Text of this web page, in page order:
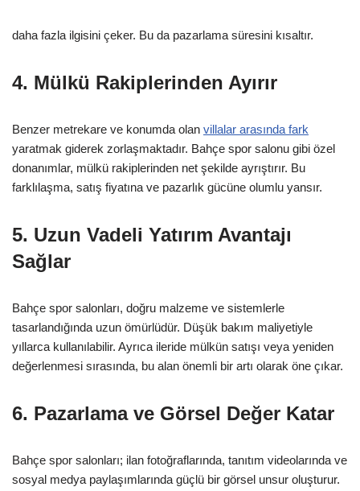
daha fazla ilgisini çeker. Bu da pazarlama süresini kısaltır.
4. Mülkü Rakiplerinden Ayırır
Benzer metrekare ve konumda olan villalar arasında fark
yaratmak giderek zorlaşmaktadır. Bahçe spor salonu gibi özel
donanımlar, mülkü rakiplerinden net şekilde ayrıştırır. Bu
farklılaşma, satış fiyatına ve pazarlık gücüne olumlu yansır.
5. Uzun Vadeli Yatırım Avantajı
Sağlar
Bahçe spor salonları, doğru malzeme ve sistemlerle
tasarlandığında uzun ömürlüdür. Düşük bakım maliyetiyle
yıllarca kullanılabilir. Ayrıca ileride mülkün satışı veya yeniden
değerlenmesi sırasında, bu alan önemli bir artı olarak öne çıkar.
6. Pazarlama ve Görsel Değer Katar
Bahçe spor salonları; ilan fotoğraflarında, tanıtım videolarında ve
sosyal medya paylaşımlarında güçlü bir görsel unsur oluşturur.